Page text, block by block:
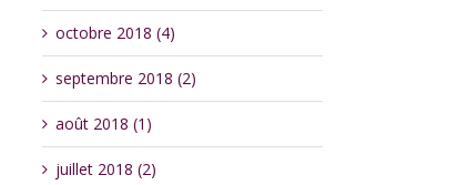
octobre 2018 (4)
septembre 2018 (2)
août 2018 (1)
juillet 2018 (2)